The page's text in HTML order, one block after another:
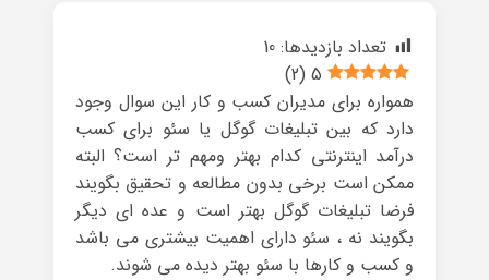
تعداد بازدیدها: 10
5
(
2
)
همواره برای مدیران کسب و کار این سوال وجود
دارد که بین تبلیغات گوگل یا سئو برای کسب
درآمد اینترنتی کدام بهتر ومهم تر است؟ البته
ممکن است برخی بدون مطالعه و تحقیق بگویند
فرضا تبلیغات گوگل بهتر است و عده ای دیگر
بگویند نه ، سئو دارای اهمیت بیشتری می باشد
و کسب و کارها با سئو بهتر دیده می شوند.